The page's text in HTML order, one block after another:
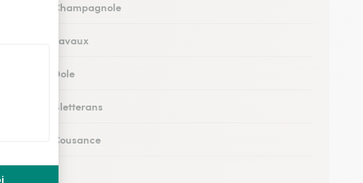
Fleuristes à Champagnole
Fleuristes à Tavaux
Fleuristes à Dole
Fleuristes à Bletterans
Fleuristes à Cousance